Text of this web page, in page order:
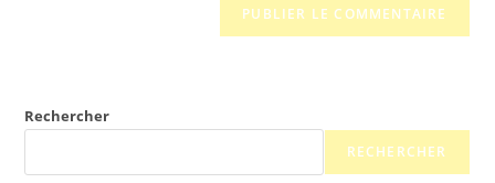
Rechercher
RECHERCHER